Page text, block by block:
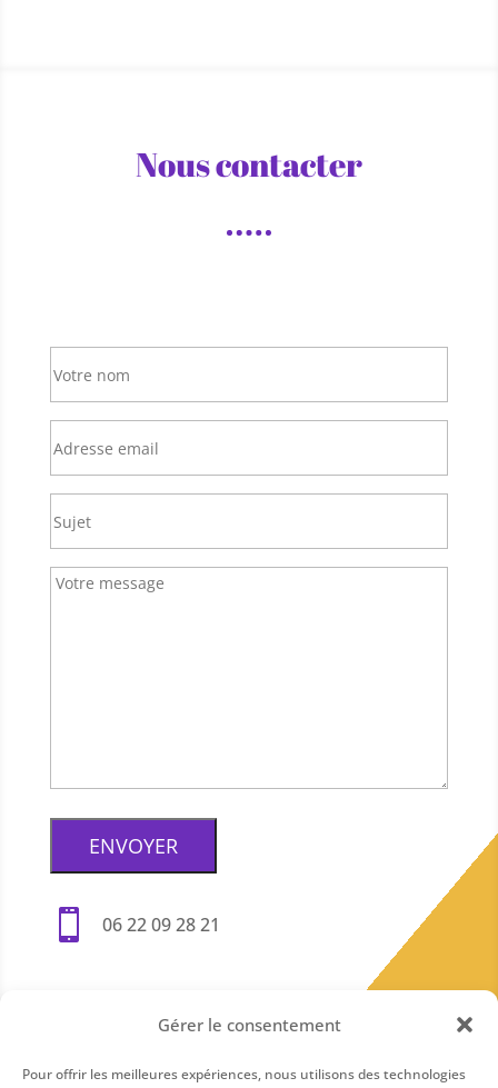
Gérer le consentement
Pour offrir les meilleures expériences, nous utilisons des technologies
Nous contacter
 06 22 09 28 21